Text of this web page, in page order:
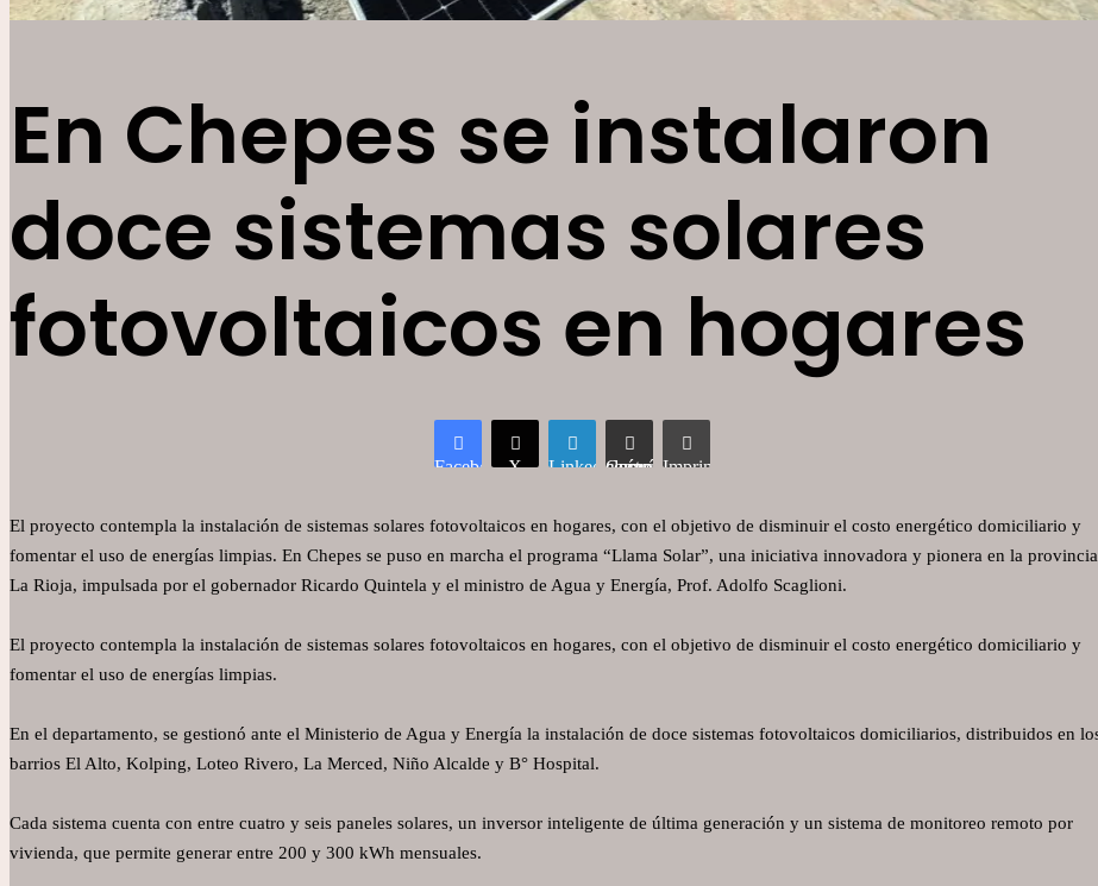
En Chepes se instalaron
doce sistemas solares
fotovoltaicos en hogares
FacebookX LinkedInCompartir vía correo electrónicoImprimir
El proyecto contempla la instalación de sistemas solares fotovoltaicos en hogares, con el objetivo de disminuir el costo energético domiciliario y
fomentar el uso de energías limpias. En Chepes se puso en marcha el programa “Llama Solar”, una iniciativa innovadora y pionera en la
La Rioja, impulsada por el gobernador Ricardo Quintela y el ministro de Agua y Energía, Prof. Adolfo Scaglioni.
El proyecto contempla la instalación de sistemas solares fotovoltaicos en hogares, con el objetivo de disminuir el costo energético domiciliario y
fomentar el uso de energías limpias.
En el departamento, se gestionó ante el Ministerio de Agua y Energía la instalación de doce sistemas fotovoltaicos domiciliarios, distribuidos en
barrios El Alto, Kolping, Loteo Rivero, La Merced, Niño Alcalde y B° Hospital.
Cada sistema cuenta con entre cuatro y seis paneles solares, un inversor inteligente de última generación y un sistema de monitoreo remoto por
vivienda, que permite generar entre 200 y 300 kWh mensuales.